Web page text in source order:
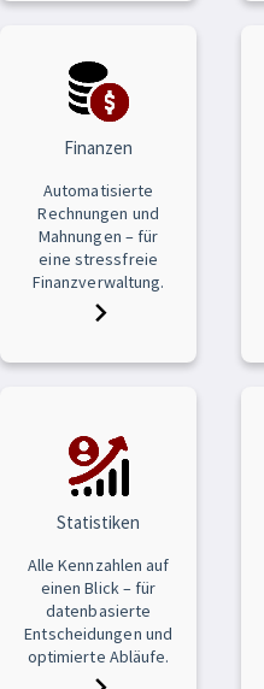
Finanzen
Automatisierte
Rechnungen und
Mahnungen – für
eine stressfreie
Finanzverwaltung.
Statistiken
Alle Kennzahlen auf
einen Blick – für
datenbasierte
Entscheidungen und
optimierte Abläufe.